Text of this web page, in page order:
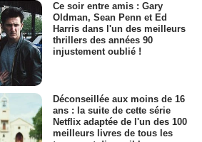
Ce soir entre amis : Gary
Oldman, Sean Penn et Ed
Harris dans l'un des meilleurs
thrillers des années 90
injustement oublié !
Déconseillée aux moins de 16
ans : la suite de cette série
Netflix adaptée de l'un des 100
meilleurs livres de tous les